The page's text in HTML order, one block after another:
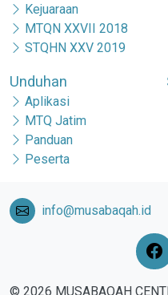
Kejuaraan
MTQN XXVII 2018
STQHN XXV 2019
Unduhan
Aplikasi
MTQ Jatim
Panduan
Peserta
info@musabaqah.id
© 2026 MUSABAQAH